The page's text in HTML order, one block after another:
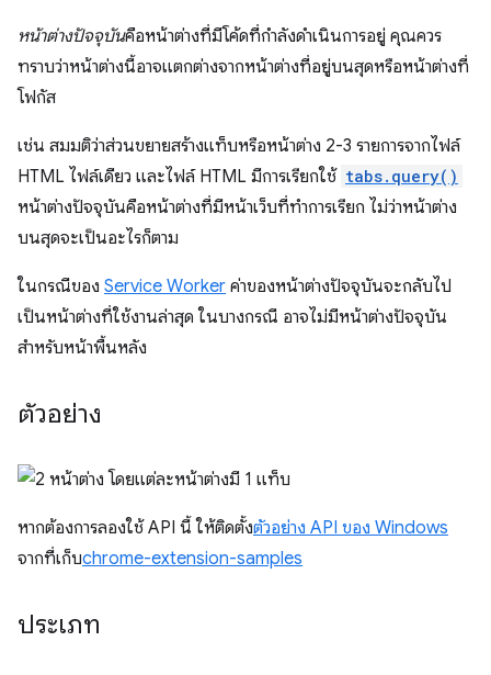
หน้าต่างปัจจุบันคือหน้าต่างที่มีโค้ดที่กำลังดำเนินการอยู่ คุณควร
ทราบว่าหน้าต่างนี้อาจแตกต่างจากหน้าต่างที่อยู่บนสุดหรือหน้าต่างที่
โฟกัส
เช่น สมมติว่าส่วนขยายสร้างแท็บหรือหน้าต่าง 2-3 รายการจากไฟล์
HTML ไฟล์เดียว และไฟล์ HTML มีการเรียกใช้ tabs.query()
หน้าต่างปัจจุบันคือหน้าต่างที่มีหน้าเว็บที่ทำการเรียก ไม่ว่าหน้าต่าง
บนสุดจะเป็นอะไรก็ตาม
ในกรณีของ Service Worker ค่าของหน้าต่างปัจจุบันจะกลับไป
เป็นหน้าต่างที่ใช้งานล่าสุด ในบางกรณี อาจไม่มีหน้าต่างปัจจุบัน
สำหรับหน้าพื้นหลัง
ตัวอย่าง
หากต้องการลองใช้ API นี้ ให้ติดตั้งตัวอย่าง API ของ Windows
จากที่เก็บchrome-extension-samples
ประเภท